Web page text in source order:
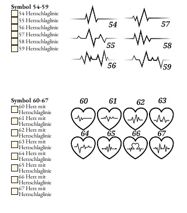
Symbol 54-59
54 Herzschlaglinie
55 Herzschlaglinie
56 Herzschlaglinie
57 Herzschlaglinie
58 Herzschlaglinie
59 Herzschlaglinie
Symbol 60-67
60 Herz mit
Herzschlaglinie
61 Herz mit
Herzschlaglinie
62 Herz mit
Herzschlaglinie
63 Herz mit
Herzschlaglinie
64 Herz mit
Herzschlaglinie
65 Herz mit
Herzschlaglinie
66 Herz mit
Herzschlaglinie
67 Herz mit
Herzschlaglinie